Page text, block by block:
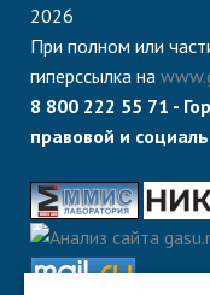
2026
При полном или
гиперссылка на
8 800 222 55 71 -
правовой и